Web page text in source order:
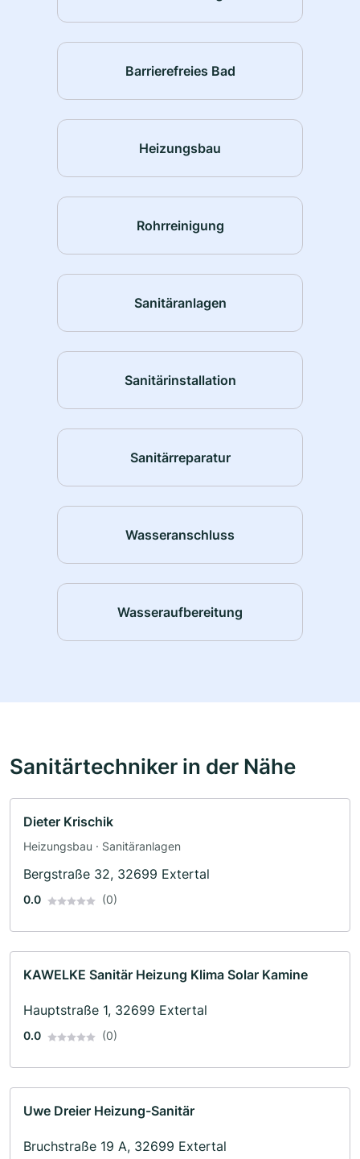
Barrierefreies Bad
Heizungsbau
Rohrreinigung
Sanitäranlagen
Sanitärinstallation
Sanitärreparatur
Wasseranschluss
Wasseraufbereitung
Sanitärtechniker in der Nähe
Dieter Krischik
Heizungsbau · Sanitäranlagen
Bergstraße 32, 32699 Extertal
0.0 (0)
KAWELKE Sanitär Heizung Klima Solar Kamine
Hauptstraße 1, 32699 Extertal
0.0 (0)
Uwe Dreier Heizung-Sanitär
Bruchstraße 19 A, 32699 Extertal